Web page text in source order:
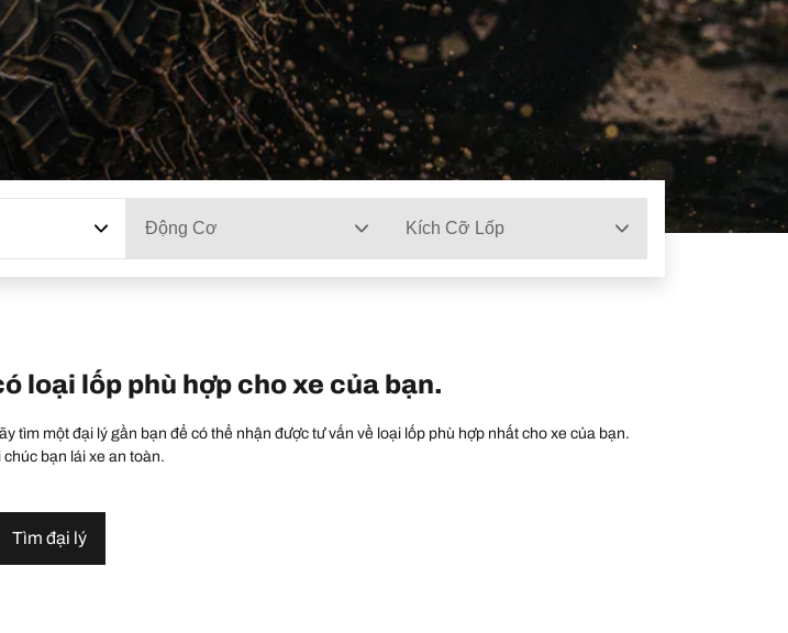
Động Cơ Kích Cỡ Lốp
loại lốp phù hợp cho xe của bạn.
tìm một đại lý gần bạn để có thể nhận được tư vấn về loại lốp phù hợp nhất cho xe của bạn.
chúc bạn lái xe an toàn.
Tìm đại lý